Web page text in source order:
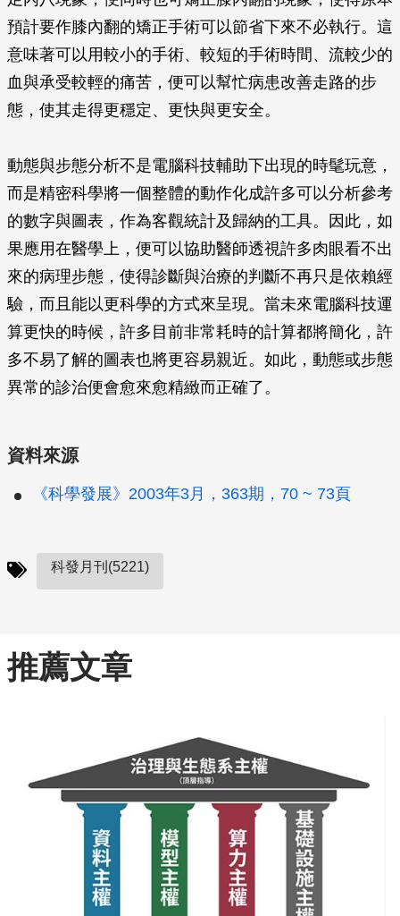
預計要作膝內翻的矯正手術可以節省下來不必執行。這
意味著可以用較小的手術、較短的手術時間、流較少的
血與承受較輕的痛苦，便可以幫忙病患改善走路的步
態，使其走得更穩定、更快與更安全。
動態與步態分析不是電腦科技輔助下出現的時髦玩意，
而是精密科學將一個整體的動作化成許多可以分析參考
的數字與圖表，作為客觀統計及歸納的工具。因此，如
果應用在醫學上，便可以協助醫師透視許多肉眼看不出
來的病理步態，使得診斷與治療的判斷不再只是依賴經
驗，而且能以更科學的方式來呈現。當未來電腦科技運
算更快的時候，許多目前非常耗時的計算都將簡化，許
多不易了解的圖表也將更容易親近。如此，動態或步態
異常的診治便會愈來愈精緻而正確了。
資料來源
《科學發展》2003年3月，363期，70 ~ 73頁
科發月刊(5221)
推薦文章